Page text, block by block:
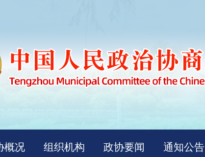
概况 组织机构 政协要闻 通知公告